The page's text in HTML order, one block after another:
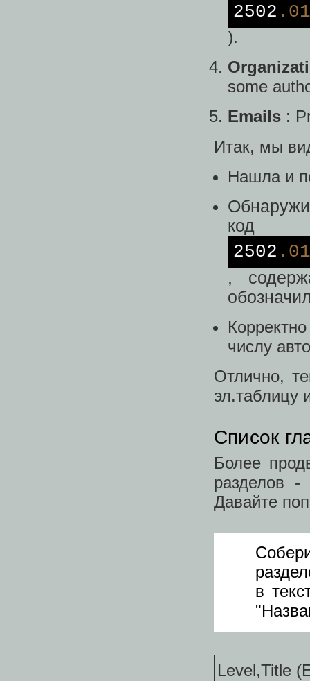
2502
).
some
Emails :
Итак, мы
Нашла и
код
2502
,
числу
Отлично,
эл.таблицу
Список
Более
разделов -
Давайте
в
Level,Title